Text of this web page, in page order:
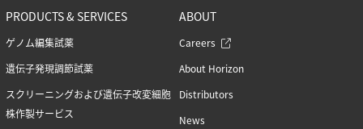
PRODUCTS & SERVICES
ゲノム編集試薬
遺伝子発現調節試薬
スクリーニングおよび遺伝子改変細胞
株作製サービス
ABOUT
Careers
About Horizon
Distributors
News